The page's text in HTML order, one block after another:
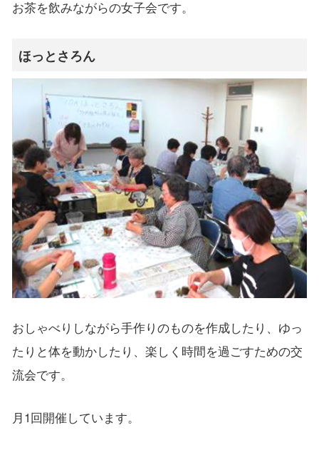
お茶を飲みながらの女子会です。
ほっとさろん
おしゃべりしながら手作りのものを作成したり、ゆっ
たりと体を動かしたり、楽しく時間を過ごすための交
流会です。
月1回開催しています。